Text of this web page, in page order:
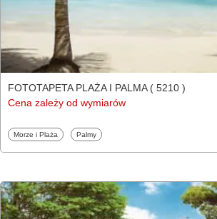
FOTOTAPETA PLAŻA I PALMA ( 5210 )
Cena zależy od wymiarów
Fototapety
Morze i Plaża Fototapety
Palmy